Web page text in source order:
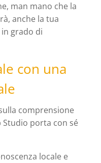
man mano che la
anche la tua
grado di
con una
comprensione
Studio porta con sé
locale e